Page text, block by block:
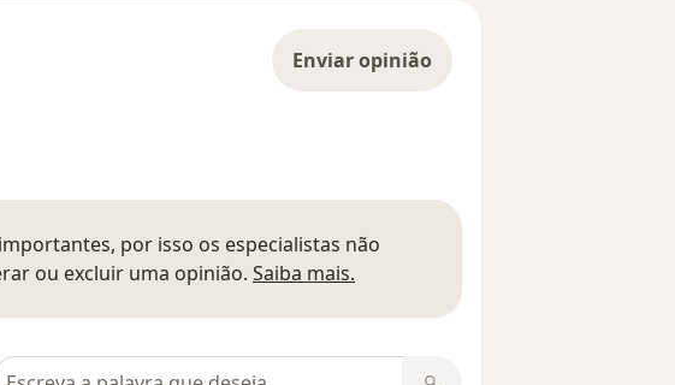
Enviar opinião
por isso os especialistas não
ou excluir uma opinião. Saiba mais.
em opiniões